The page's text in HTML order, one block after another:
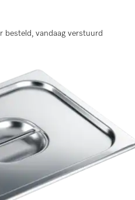
besteld, vandaag verstuurd